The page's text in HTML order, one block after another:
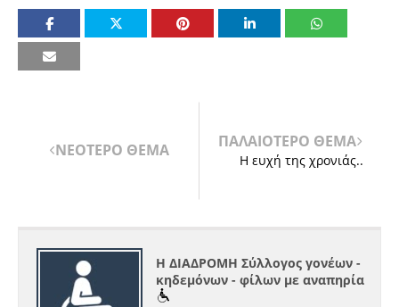
ΝΕΟΤΕΡΟ ΘΕΜΑ ΠΑΛΑΙΟΤΕΡΟ ΘΕΜΑ
Η ευχή της χρονιάς..
Η ΔΙΑΔΡΟΜΗ Σύλλογος γονέων -
κηδεμόνων - φίλων με αναπηρία